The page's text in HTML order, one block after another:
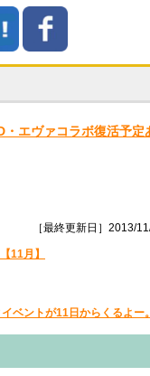
・エヴァコラボ復活予定
［最終更新日］2013/
11月】
ベントが11日からくるよー